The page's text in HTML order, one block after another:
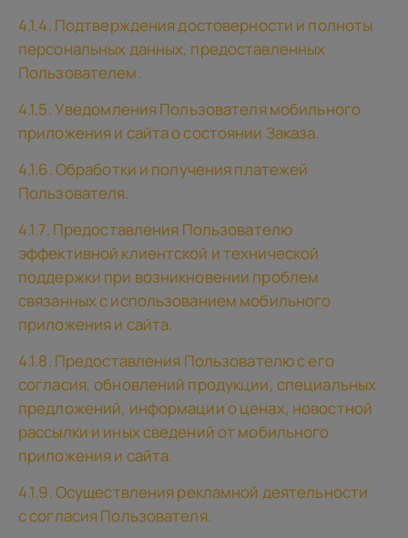
4.1.4. Подтверждения достоверности и полноты
персональных данных, предоставленных
Пользователем.
4.1.5. Уведомления Пользователя мобильного
приложения и сайта о состоянии Заказа.
4.1.6. Обработки и получения платежей
Пользователя.
4.1.7. Предоставления Пользователю
эффективной клиентской и технической
поддержки при возникновении проблем
связанных с использованием мобильного
приложения и сайта.
4.1.8. Предоставления Пользователю с его
согласия, обновлений продукции, специальных
предложений, информации о ценах, новостной
рассылки и иных сведений от мобильного
приложения и сайта.
4.1.9. Осуществления рекламной деятельности
с согласия Пользователя.